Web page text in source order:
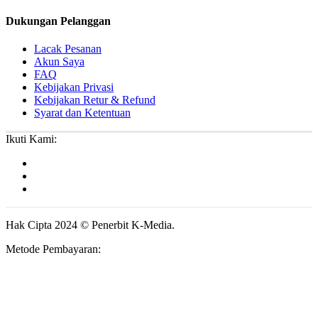
Dukungan Pelanggan
Lacak Pesanan
Akun Saya
FAQ
Kebijakan Privasi
Kebijakan Retur & Refund
Syarat dan Ketentuan
Ikuti Kami:
Hak Cipta 2024 © Penerbit K-Media.
Metode Pembayaran: